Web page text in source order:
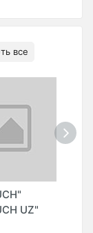
все
UZ"